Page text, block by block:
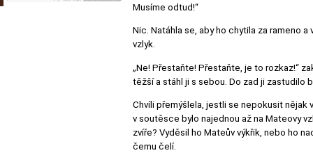
Musíme odtud!“
Nic. Natáhla se, aby ho chytila za rameno
vzlyk.
„Ne! Přestaňte! Přestaňte, je to rozkaz!“
těžší a stáhl ji s sebou. Do zad ji zastudilo
Chvíli přemýšlela, jestli se nepokusit
v soutěsce bylo najednou až na Mateovy
zvíře? Vyděsil ho Mateův výkřik, nebo ho
čemu čelí.